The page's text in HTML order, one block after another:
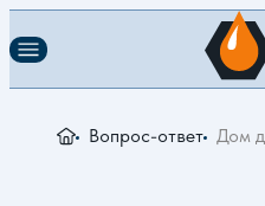
Вопрос-ответ Дом